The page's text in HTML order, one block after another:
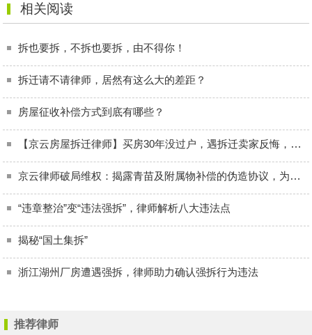
相关阅读
拆也要拆，不拆也要拆，由不得你！
拆迁请不请律师，居然有这么大的差距？
房屋征收补偿方式到底有哪些？
【京云房屋拆迁律师】买房30年没过户，遇拆迁卖家反悔，购房合同能解除吗？
京云律师破局维权：揭露青苗及附属物补偿的伪造协议，为农民维权赢得正义
“违章整治”变“违法强拆”，律师解析八大违法点
揭秘“国土集拆”
浙江湖州厂房遭遇强拆，律师助力确认强拆行为违法
征地拆迁
推荐律师